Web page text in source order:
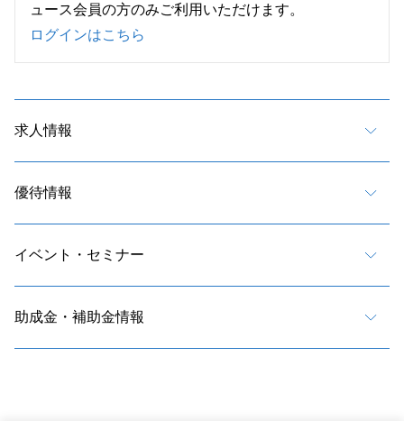
ュース会員の方のみご利用いただけます。
ログインはこちら
求人情報
優待情報
イベント・セミナー
助成金・補助金情報